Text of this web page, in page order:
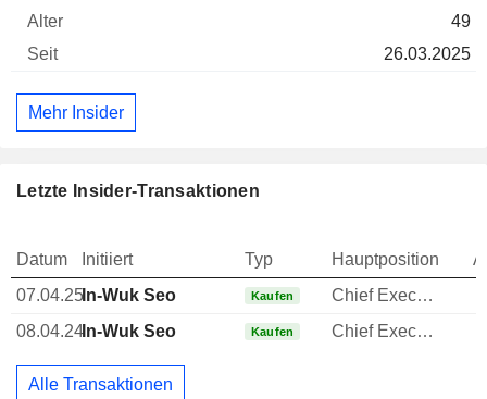
49
26.03.2025
Mehr Insider
Letzte Insider-Transaktionen
Datum Initiiert Typ Hauptposition
07.04.25In-Wuk Seo Kaufen Chief Executive Officer (CEO)
08.04.24In-Wuk Seo Kaufen Chief Executive Officer (CEO)
Alle Transaktionen